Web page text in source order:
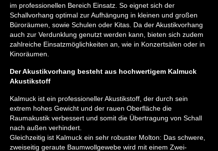
im professionellen Bereich Einsatz. So eignet sich der
Schallvorhang optimal zur Aufhängung in kleinen und großen
Büroräumen, sowie Schulen oder Kitas. Da der Akustikvorhang
auch zur Verdunklung genutzt werden kann, bieten sich zudem
zahlreiche Einsatzmöglichkeiten an, wie in Konzertsälen oder in
Kinoräumen.
Der Akustikvorhang besteht aus hochwertigem Kalmuck
Akustikstoff
Kalmuck ist ein professioneller Akustikstoff, der durch sein
extrem hohes Gewicht und der rauen Oberfläche die
Raumakustik verbessert und somit die Übertragung von Schall
nach außen verhindert.
Gleichzeitig ist Kalmuck ein sehr robuster Molton: Das schwere,
zweiseitig geraute Baumwollgewebe wird mit einem Zwei-